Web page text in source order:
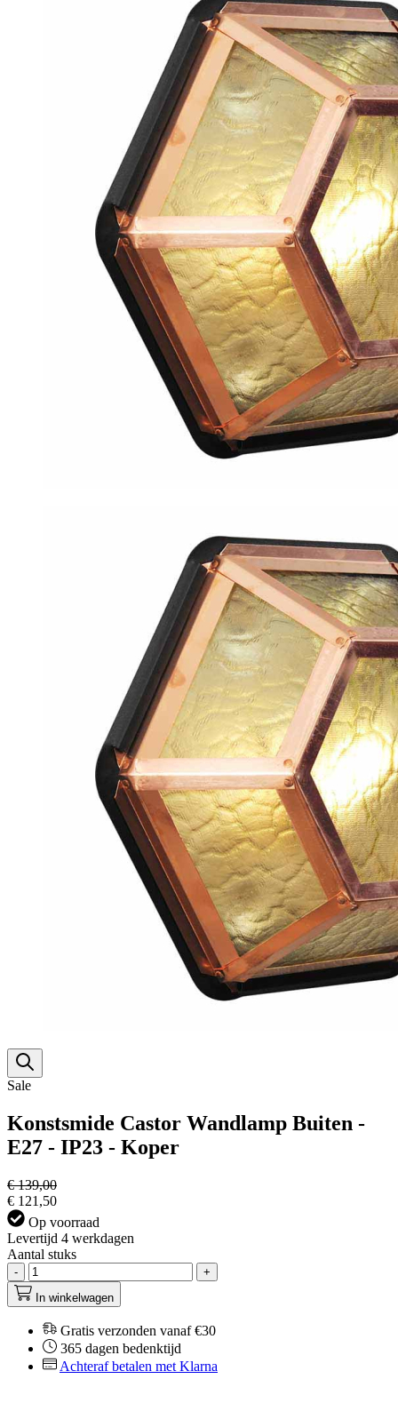
Sale
Konstsmide Castor Wandlamp Buiten -
E27 - IP23 - Koper
€ 139,00
€ 121,50
Op voorraad
Levertijd 4 werkdagen
Aantal stuks
-
+
In winkelwagen
Gratis verzonden vanaf €30
365 dagen bedenktijd
Achteraf betalen met Klarna